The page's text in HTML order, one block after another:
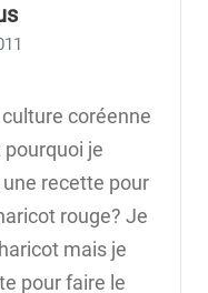
coréenne
pourquoi je
recette pour
rouge? Je
mais je
pour faire le